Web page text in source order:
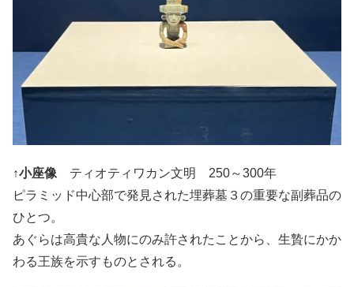
↑小座像 ティオティワカン文明 250～300年
ピラミッド中心部で発見された埋葬墓３の重要な副葬品の
ひとつ。
あぐらは高貴な人物にのみ許されたことから、生贄にかか
わる王族を示すものとされる。